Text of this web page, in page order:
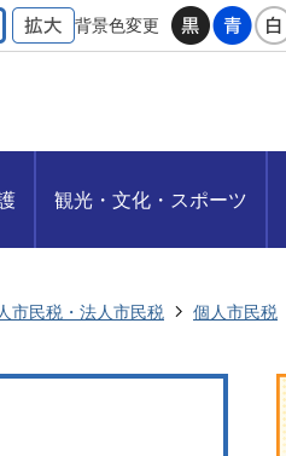
背景色変更
観光・文化・スポーツ
市民税・法人市民税 個人市民税